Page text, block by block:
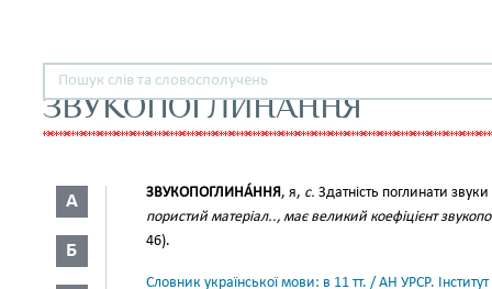
ЗВУКОПОГЛИНАННЯ
А
Б
ЗВУКОПОГЛИНА́ННЯ, я, с. Здатність поглинати
пористий матеріал.., має великий коефіцієнт
46).
Словник української мови: в 11 тт. / АН УРСР.